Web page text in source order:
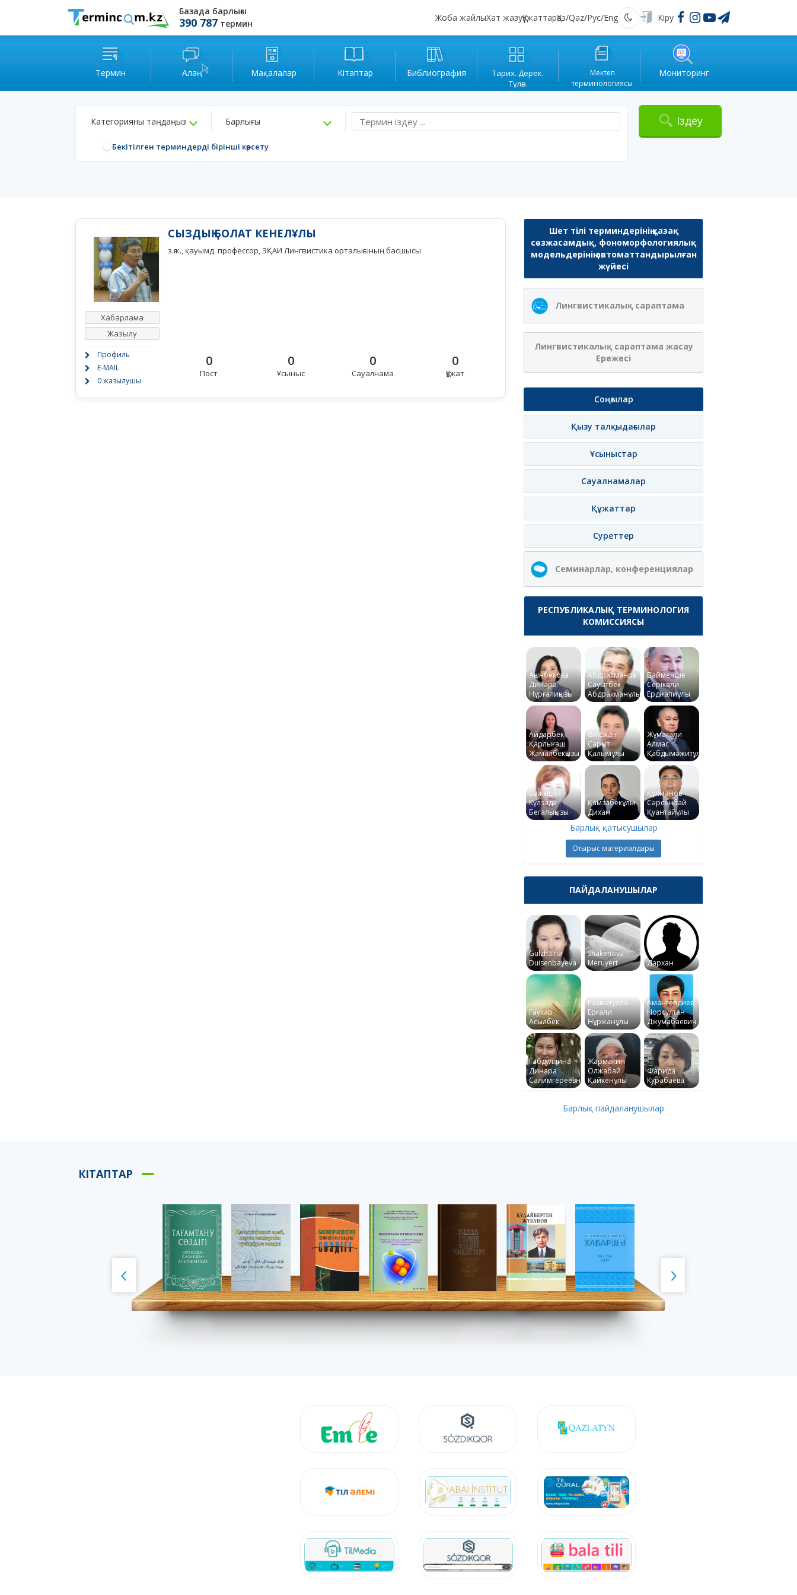
Базада барлығы
390 787 термин
Жоба жайлыХат жазуҚұжаттарҚаз/Qaz/Рус/Eng Қараңғы Кіру
Термин Алаң Мақалалар Кітаптар Библиография
Тарих. Дерек.
Тұлға.
Мектеп
терминологиясы
Мониторинг
Категорияны таңдаңыз Барлығы
Бекітілген терминдерді бірінші көрсету
Іздеу
Хабарлама
Жазылу
Профиль
E-MAIL
0 жазылушы
СЫЗДЫҚ БОЛАТ КЕНЕЛҰЛЫ
з.ғ.к., қауымд. профессор, ЗҚАИ Лингвистика орталығының басшысы
0
Пост
0
Ұсыныс
0
Сауалнама
0
Құжат
Шет тілі терминдерінің қазақ
сөзжасамдық, фономорфологиялық
модельдерінің автоматтандырылған
жүйесі
Лингвистикалық сараптама
Лингвистикалық сараптама жасау
Ережесі
Соңғылар
Қызу талқыдағылар
Ұсыныстар
Сауалнамалар
Құжаттар
Суреттер
Семинарлар, конференциялар
РЕСПУБЛИКАЛЫҚ ТЕРМИНОЛОГИЯ
КОМИССИЯСЫ
Ақынбекова
Динара
Нұрғалиқызы
Абдрахманов
Сауытбек
Абдрахманұлы
Байменше
Серікқали
Ердіғалиұлы
Айдарбек
Қарлығаш
Жамалбекқызы
Әлісжан
Сарқыт
Қалымұлы
Жұмағали
Алмас
Қабдымәжитұлы
Бажықова
Күлзада
Бегалықызы
Қамзабекұлы
Дихан
Құлманов
Сәрсенбай
Қуантайұлы
Барлық қатысушылар
Отырыс материалдары
ПАЙДАЛАНУШЫЛАР
Gulzhaina
Duisenbayeva
Shakenova
Meruyert
Дархан
Гаухар
Асылбек
Рахматулла
Ерғали
Нұржанұлы
Амангелдиев
Норсултан
Джумабаевич
Габдуллина
Динара
Салимгереевна
Жармакин
Олжабай
Қайкенұлы
Фарида
Курабаева
Барлық пайдаланушылар
КІТАПТАР